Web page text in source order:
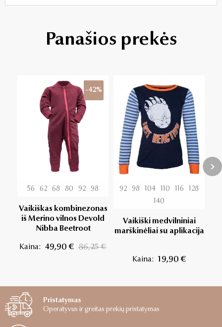
Panašios prekės
-42%
56 62 68 80 92 98
Vaikiškas kombinezonas
iš Merino vilnos Devold
Nibba Beetroot
Kaina: 49,90 € 86,25 €
92 98 104 110 116
128
140
Vaikiški medvilniniai
marškinėliai su aplikacija
Kaina: 19,90 €
Pristatymas
Operatyvus ir greitas prekių pristatymas